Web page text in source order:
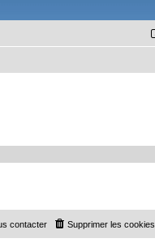
Supprimer les cookies
contacter